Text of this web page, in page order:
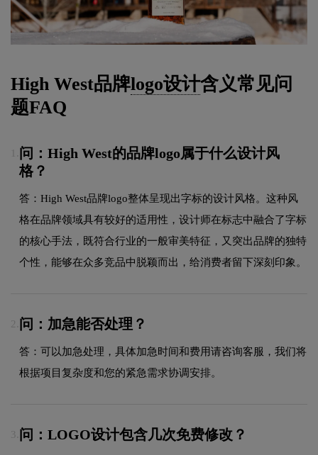
High West品牌logo设计含义常见问
题FAQ
问：High West的品牌logo属于什么设计风
格？
答：High West品牌logo整体呈现出字标的设计风格。这种风
格在品牌领域具有较好的适用性，设计师在标志中融合了字标
的核心手法，既符合行业的一般审美特征，又突出品牌的独特
个性，能够在众多竞品中脱颖而出，给消费者留下深刻印象。
2. 问：加急能否处理？
答：可以加急处理，具体加急时间和费用请咨询客服，我们将
根据项目复杂度和您的紧急需求协调安排。
3. 问：LOGO设计包含几次免费修改？